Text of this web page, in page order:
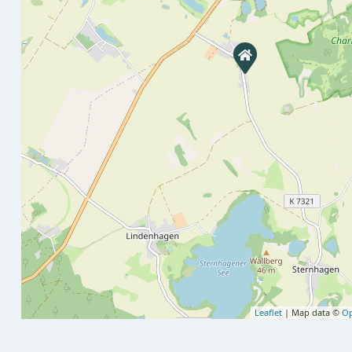
Leaflet| Map data ©